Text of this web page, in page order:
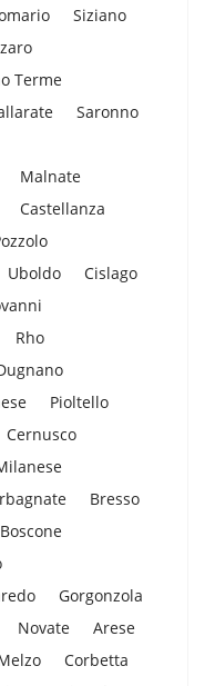
Siziano
Terme
Saronno
Malnate
Castellanza
Uboldo
Cislago
Rho
Pioltello
Cernusco
Bresso
Gorgonzola
Novate
Arese
Corbetta